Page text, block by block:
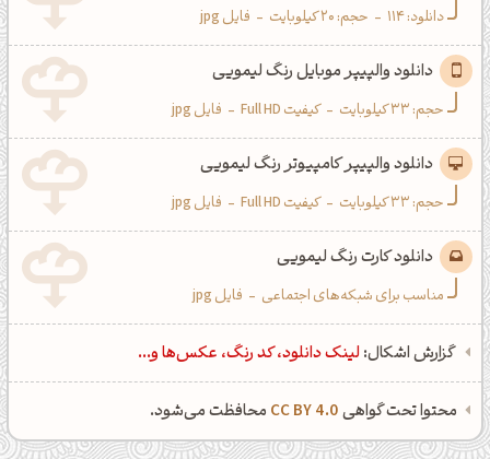
دانلود:114
- حجم: 20 کیلوبایت - فایل jpg
دانلود والپیپر موبایل رنگ لیمویی
حجم: 33 کیلوبایت - کیفیت Full HD - فایل jpg
دانلود والپیپر کامپیوتر رنگ لیمویی
حجم: 33 کیلوبایت - کیفیت Full HD - فایل jpg
دانلود کارت رنگ لیمویی
مناسب برای شبکه‌های اجتماعی - فایل jpg
گزارش اشکال: لینک دانلود، کد رنگ، عکس‌ها و...
محتوا تحت گواهیCC BY 4.0 محافظت می‌شود.